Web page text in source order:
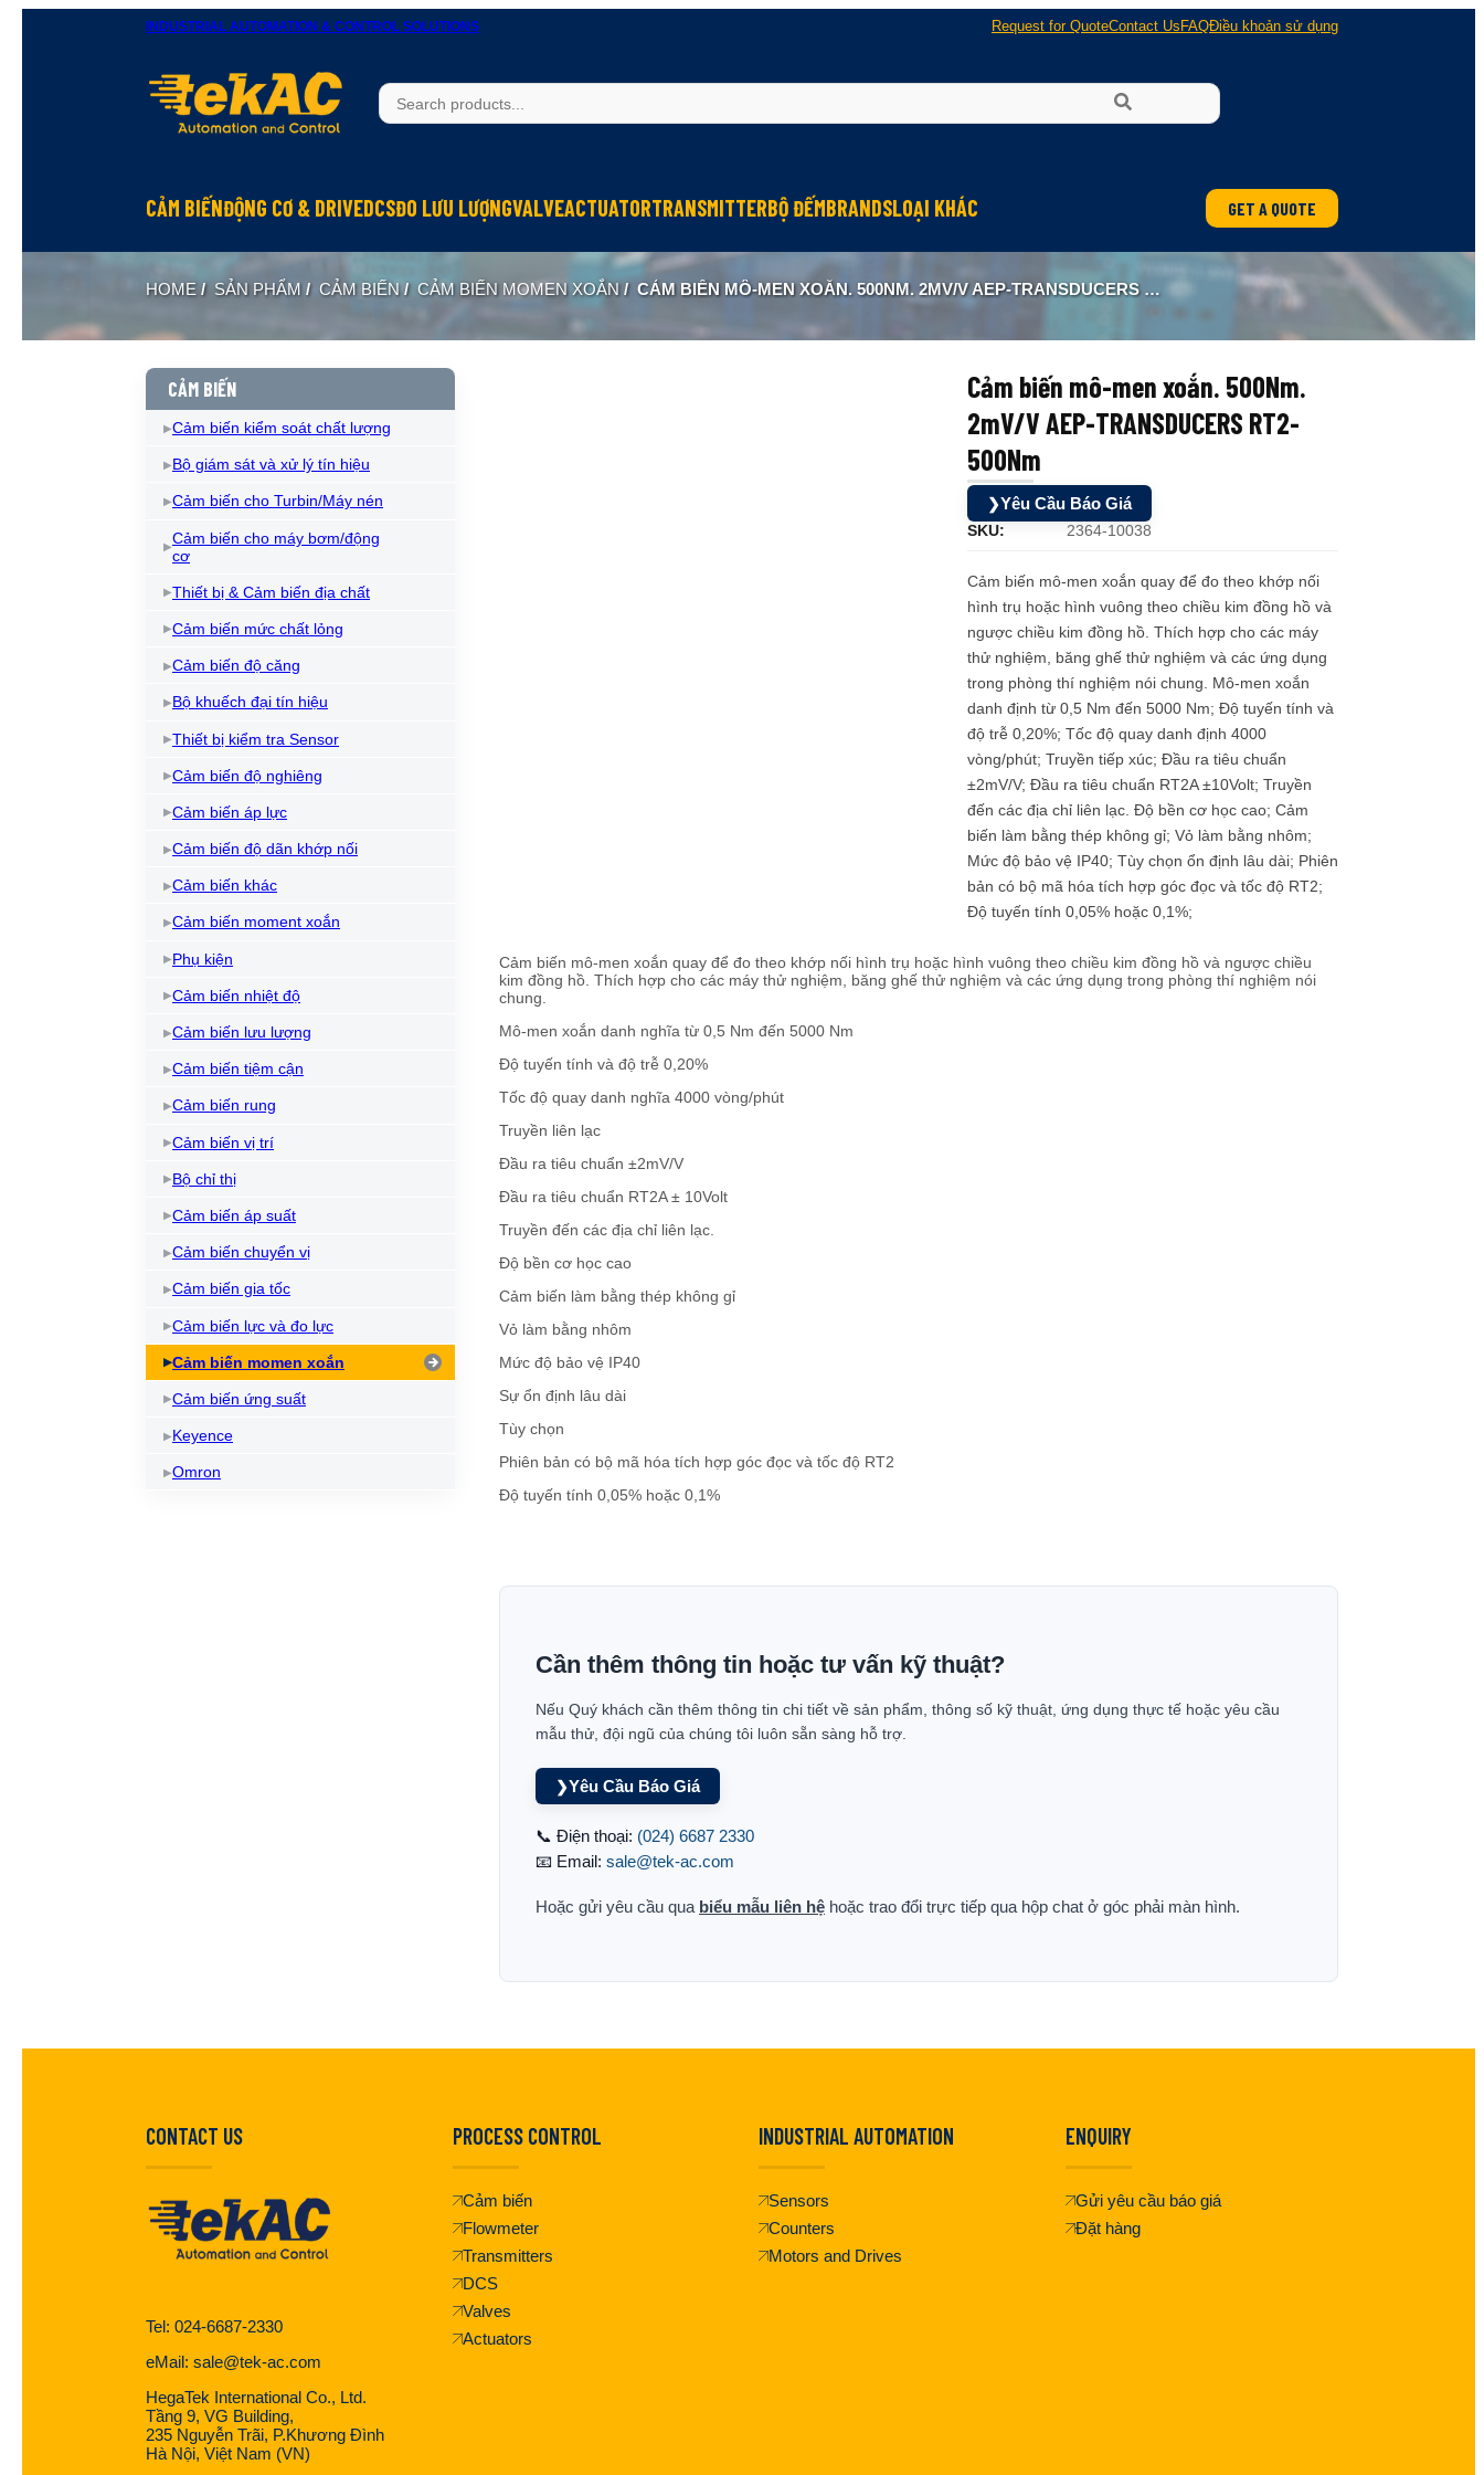
INDUSTRIAL AUTOMATION & CONTROL SOLUTIONS Request for QuoteContact Us FAQĐiều khoản sử dụng
CẢM BIẾNĐỘNG CƠ & DRIVEDCSĐO LƯU LƯỢNGVALVEACTUATORTRANSMITTERBỘ ĐẾMBRANDS
Oriental Motor
KGN
LOẠI KHÁC
Đèn phòng nổ
GET A QUOTE
HOME / SẢN PHẨM / CẢM BIẾN / CẢM BIẾN MOMEN XOẮN / CẢM BIẾN MÔ-MEN XOẮN. 500NM. 2MV/V AEP-TRANSDUCERS RT2-500NM
CẢM BIẾN
Cảm biến kiểm soát chất lượng
Bộ giám sát và xử lý tín hiệu
Cảm biến cho Turbin/Máy nén
Cảm biến cho máy bơm/động
cơ
Thiết bị & Cảm biến địa chất
Cảm biến mức chất lỏng
Cảm biến độ căng
Bộ khuếch đại tín hiệu
Thiết bị kiểm tra Sensor
Cảm biến độ nghiêng
Cảm biến áp lực
Cảm biến độ dãn khớp nối
Cảm biến khác
Cảm biến moment xoắn
Phụ kiện
Cảm biến nhiệt độ
Cảm biến lưu lượng
Cảm biến tiệm cận
Cảm biến rung
Cảm biến vị trí
Bộ chỉ thị
Cảm biến áp suất
Cảm biến chuyển vị
Cảm biến gia tốc
Cảm biến lực và đo lực
Cảm biến momen xoắn
Cảm biến ứng suất
Keyence
Omron
Cảm biến mô-men xoắn. 500Nm.
2mV/V AEP-TRANSDUCERS RT2-
500Nm
❯Yêu Cầu Báo Giá
SKU: 2364-10038
Cảm biến mô-men xoắn quay để đo theo khớp nối
hình trụ hoặc hình vuông theo chiều kim đồng hồ và
ngược chiều kim đồng hồ. Thích hợp cho các máy
thử nghiệm, băng ghế thử nghiệm và các ứng dụng
trong phòng thí nghiệm nói chung. Mô-men xoắn
danh định từ 0,5 Nm đến 5000 Nm; Độ tuyến tính và
độ trễ 0,20%; Tốc độ quay danh định 4000
vòng/phút; Truyền tiếp xúc; Đầu ra tiêu chuẩn
±2mV/V; Đầu ra tiêu chuẩn RT2A ±10Volt; Truyền
đến các địa chỉ liên lạc. Độ bền cơ học cao; Cảm
biến làm bằng thép không gỉ; Vỏ làm bằng nhôm;
Mức độ bảo vệ IP40; Tùy chọn ổn định lâu dài; Phiên
bản có bộ mã hóa tích hợp góc đọc và tốc độ RT2;
Độ tuyến tính 0,05% hoặc 0,1%;
Cảm biến mô-men xoắn quay để đo theo khớp nối hình trụ hoặc hình vuông theo chiều kim đồng hồ và ngược chiều
kim đồng hồ. Thích hợp cho các máy thử nghiệm, băng ghế thử nghiệm và các ứng dụng trong phòng thí nghiệm nói
chung.
Mô-men xoắn danh nghĩa từ 0,5 Nm đến 5000 Nm
Độ tuyến tính và độ trễ 0,20%
Tốc độ quay danh nghĩa 4000 vòng/phút
Truyền liên lạc
Đầu ra tiêu chuẩn ±2mV/V
Đầu ra tiêu chuẩn RT2A ± 10Volt
Truyền đến các địa chỉ liên lạc.
Độ bền cơ học cao
Cảm biến làm bằng thép không gỉ
Vỏ làm bằng nhôm
Mức độ bảo vệ IP40
Sự ổn định lâu dài
Tùy chọn
Phiên bản có bộ mã hóa tích hợp góc đọc và tốc độ RT2
Độ tuyến tính 0,05% hoặc 0,1%
Cần thêm thông tin hoặc tư vấn kỹ thuật?
Nếu Quý khách cần thêm thông tin chi tiết về sản phẩm, thông số kỹ thuật, ứng dụng thực tế hoặc yêu cầu
mẫu thử, đội ngũ của chúng tôi luôn sẵn sàng hỗ trợ.
❯Yêu Cầu Báo Giá
📞 Điện thoại: (024) 6687 2330
📧 Email: sale@tek-ac.com
Hoặc gửi yêu cầu qua biểu mẫu liên hệ hoặc trao đổi trực tiếp qua hộp chat ở góc phải màn hình.
CONTACT US
Tel: 024-6687-2330
eMail: sale@tek-ac.com
HegaTek International Co., Ltd.
Tầng 9, VG Building,
235 Nguyễn Trãi, P.Khương Đình
Hà Nội, Việt Nam (VN)
PROCESS CONTROL
Cảm biến
Flowmeter
Transmitters
DCS
Valves
Actuators
INDUSTRIAL AUTOMATION
Sensors
Counters
Motors and Drives
ENQUIRY
Gửi yêu cầu báo giá
Đặt hàng